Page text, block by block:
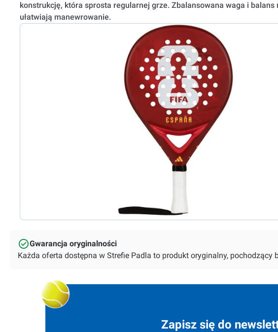
konstrukcję, która sprosta regularnej grze. Zbalansowana waga i balans
ułatwiają manewrowanie.
Gwarancja oryginalności
Każda oferta dostępna w Strefie Padla to produkt oryginalny,
Zapisz się do